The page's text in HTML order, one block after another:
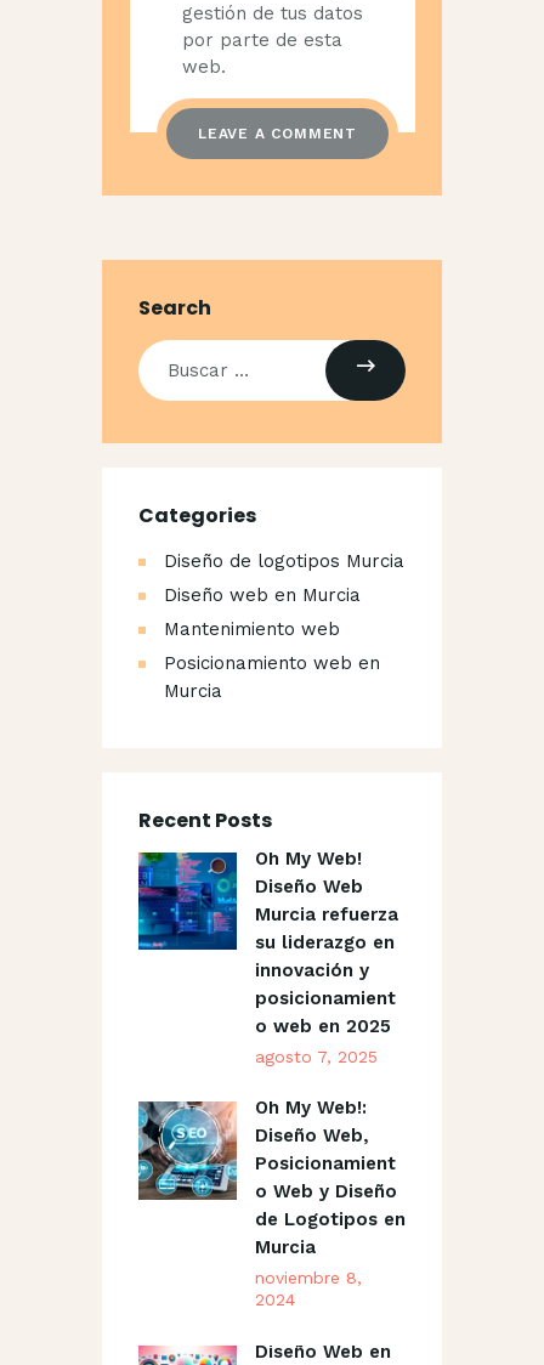
gestión de tus datos
por parte de esta
web.
Search
Buscar:
Categories
Diseño de logotipos Murcia
Diseño web en Murcia
Mantenimiento web
Posicionamiento web en
Murcia
Recent Posts
Oh My Web!
Diseño Web
Murcia refuerza
su liderazgo en
innovación y
posicionamient
o web en 2025
agosto 7, 2025
Oh My Web!:
Diseño Web,
Posicionamient
o Web y Diseño
de Logotipos en
Murcia
noviembre 8,
2024
Diseño Web en